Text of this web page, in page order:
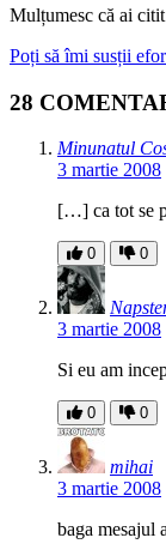
Mulțumesc că ai citit
Poți să îmi susții
28
Minunatul
3 martie 2008
[…] ca tot se
0 0
3 martie 2008
Si eu am
0 0
mihai
3 martie 2008
baga mesajul